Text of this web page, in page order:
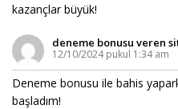
kazançlar büyük!
deneme bonusu veren
12/10/2024 pukul 1:34 am
Deneme bonusu ile bahis
başladım!